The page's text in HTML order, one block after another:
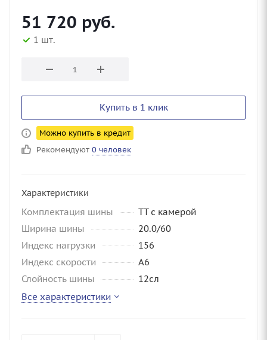
51 720 руб.
1 шт.
Купить в 1 клик
Можно купить в кредит
Рекомендуют 0 человек
Характеристики
Комплектация шины
TT с камерой
Ширина шины
20.0/60
Индекс нагрузки
156
Индекс скорости
А6
Слойность шины
12сл
Все характеристики